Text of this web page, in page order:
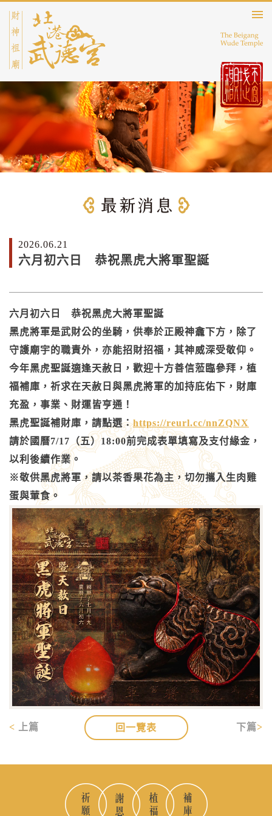
2026.06.21
六月初六日 恭祝黑虎大將軍聖誕
六月初六日 恭祝黑虎大將軍聖誕
黑虎將軍是武財公的坐騎，供奉於正殿神龕下方，除了
守護廟宇的職責外，亦能招財招福，其神威深受敬仰。
今年黑虎聖誕適逢天赦日，歡迎十方善信蒞臨參拜，植
福補庫，祈求在天赦日與黑虎將軍的加持庇佑下，財庫
充盈，事業、財運皆亨通！
黑虎聖誕補財庫，請點選：https://reurl.cc/nnZQNX
請於國曆7/17（五）18:00前完成表單填寫及支付緣金，
以利後續作業。
※敬供黑虎將軍，請以茶香果花為主，切勿攜入生肉雞
蛋與葷食。
回一覽表
上篇 下篇